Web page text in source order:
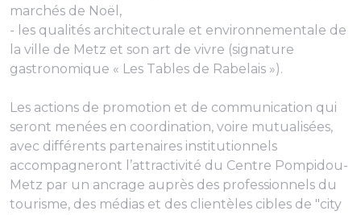
marchés de Noël,
- les qualités architecturale et environnementale de
la ville de Metz et son art de vivre (signature
gastronomique « Les Tables de Rabelais »).
Les actions de promotion et de communication qui
seront menées en coordination, voire mutualisées,
avec différents partenaires institutionnels
accompagneront l’attractivité du Centre Pompidou-
Metz par un ancrage auprès des professionnels du
tourisme, des médias et des clientèles cibles de "city